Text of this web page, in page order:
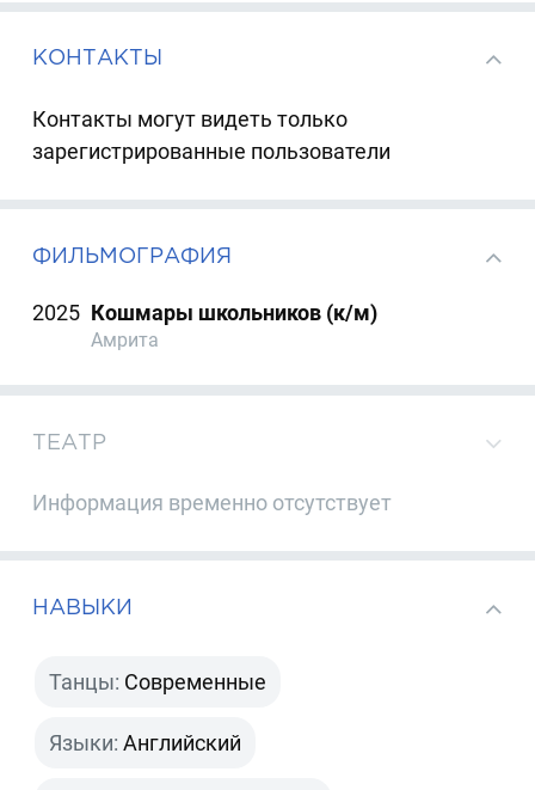
КОНТАКТЫ
Контакты могут видеть только
зарегистрированные пользователи
ФИЛЬМОГРАФИЯ
2025 Кошмары школьников (к/м)
Амрита
ТЕАТР
Информация временно отсутствует
НАВЫКИ
Танцы: Современные
Языки: Английский